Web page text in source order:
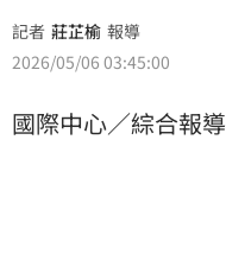
記者 莊芷榆 報導
2026/05/06 03:45:00
國際中心／綜合報導